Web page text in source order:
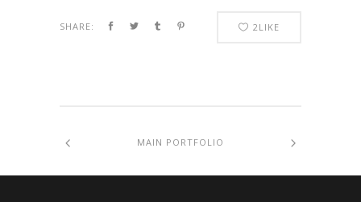
SHARE: 2LIKE
MAIN PORTFOLIO